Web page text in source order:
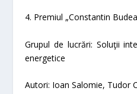
4. Premiul „Constantin
Grupul de lucrări: Soluţii
energetice
Autori: Ioan Salomie, Tudor